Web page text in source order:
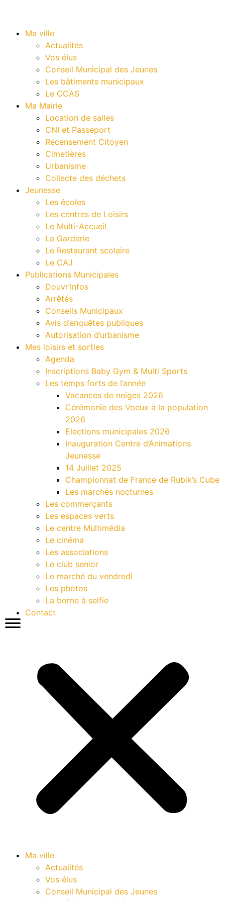
Ma ville
Actualités
Vos élus
Conseil Municipal des Jeunes
Les bâtiments municipaux
Le CCAS
Ma Mairie
Location de salles
CNI et Passeport
Recensement Citoyen
Cimetières
Urbanisme
Collecte des déchets
Jeunesse
Les écoles
Les centres de Loisirs
Le Multi-Accueil
La Garderie
Le Restaurant scolaire
Le CAJ
Publications Municipales
Douvr’Infos
Arrêtés
Conseils Municipaux
Avis d’enquêtes publiques
Autorisation d’urbanisme
Mes loisirs et sorties
Agenda
Inscriptions Baby Gym & Multi Sports
Les temps forts de l’année
Vacances de neiges 2026
Cérémonie des Voeux à la population
2026
Elections municipales 2026
Inauguration Centre d’Animations
Jeunesse
14 Juillet 2025
Championnat de France de Rubik’s Cube
Les marchés nocturnes
Les commerçants
Les espaces verts
Le centre Multimédia
Le cinéma
Les associations
Le club senior
Le marché du vendredi
Les photos
La borne à selfie
Contact
Ma ville
Actualités
Vos élus
Conseil Municipal des Jeunes